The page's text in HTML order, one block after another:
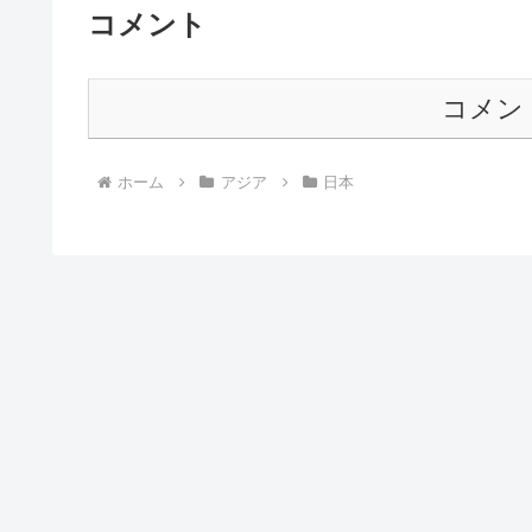
コメント
コメン
ホーム アジア 日本